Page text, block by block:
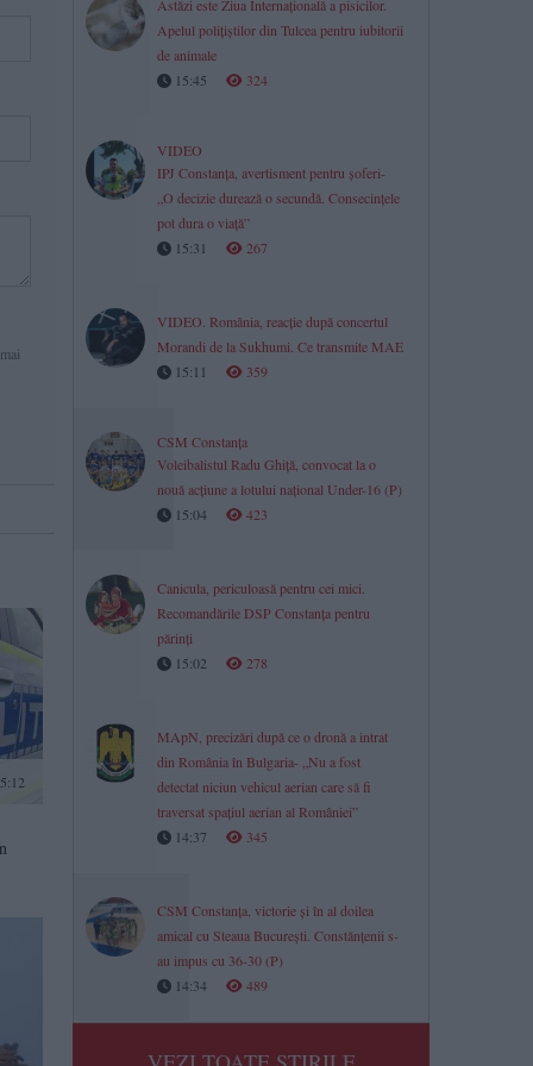
Astăzi este Ziua Internațională a pisicilor.
Apelul polițiștilor din Tulcea pentru iubitorii
de animale
15:45
324
VIDEO
IPJ Constanța, avertisment pentru șoferi-
„O decizie durează o secundă. Consecințele
pot dura o viață”
15:31
267
VIDEO. România, reacție după concertul
Morandi de la Sukhumi. Ce transmite MAE
15:11
359
CSM Constanța
Voleibalistul Radu Ghiță, convocat la o
nouă acțiune a lotului național Under-16 (P)
15:04
423
Canicula, periculoasă pentru cei mici.
Recomandările DSP Constanța pentru
părinți
15:02
278
MApN, precizări după ce o dronă a intrat
din România în Bulgaria- „Nu a fost
detectat niciun vehicul aerian care să fi
traversat spațiul aerian al României”
14:37
345
CSM Constanța, victorie și în al doilea
amical cu Steaua București. Constănțenii s-
au impus cu 36-30 (P)
14:34
489